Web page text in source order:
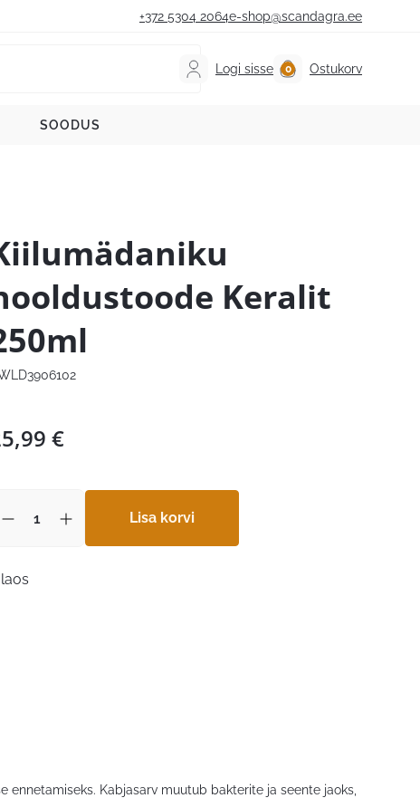
+372 5304 2064e-shop@scandagra.ee
Logi sisse Ostukorv
SOODUS
Keralit
€
Lisa korvi
Kabjasarv muutub bakterite ja seente jaoks,